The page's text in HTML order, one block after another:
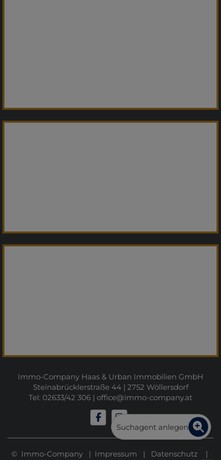
Immo-Company Haas & Urban Immobilien GmbH
Steinabrücklerstraße 44 | 2752 Wöllersdorf
Tel: 02633/42 306 | office@immo-company.at
© Immo-Company | Impressum | Datenschutz |
Suchagent anlegen